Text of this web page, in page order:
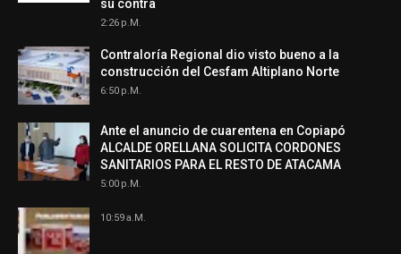
su contra
2:26 P.m.
Contraloría Regional dio visto bueno a la
construcción del Cesfam Altiplano Norte
6:50 P.m.
Ante el anuncio de cuarentena en Copiapó
ALCALDE ORELLANA SOLICITA CORDONES
SANITARIOS PARA EL RESTO DE ATACAMA
5:00 P.m.
10:59 A.m.